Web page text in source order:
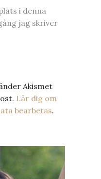
i denna
jag skriver
Akismet
Lär dig om
bearbetas.